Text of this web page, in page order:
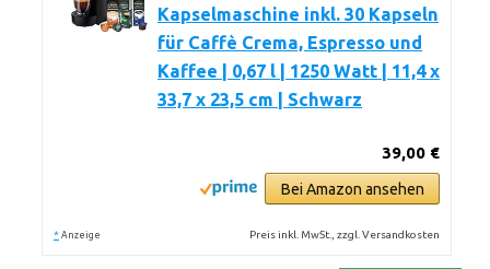
Kapselmaschine inkl. 30 Kapseln
für Caffè Crema, Espresso und
Kaffee | 0,67 l | 1250 Watt | 11,4 x
33,7 x 23,5 cm | Schwarz
39,00 €
Bei Amazon ansehen
* Anzeige Preis inkl. MwSt., zzgl. Versandkosten